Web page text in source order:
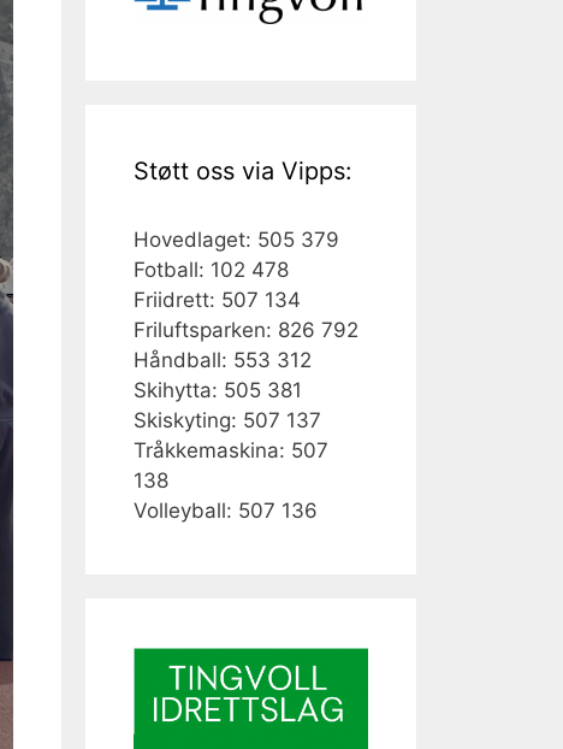
Støtt oss via Vipps:
Hovedlaget: 505 379
Fotball: 102 478
Friidrett: 507 134
Friluftsparken: 826 792
Håndball: 553 312
Skihytta: 505 381
Skiskyting: 507 137
Tråkkemaskina: 507
138
Volleyball: 507 136